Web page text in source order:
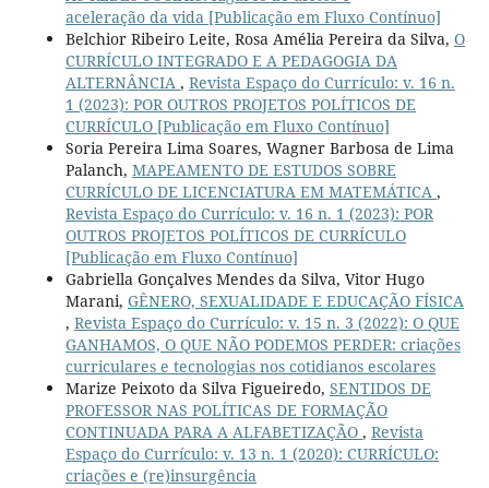
aceleração da vida [Publicação em Fluxo Contínuo]
Belchior Ribeiro Leite, Rosa Amélia Pereira da Silva, O
CURRÍCULO INTEGRADO E A PEDAGOGIA DA
ALTERNÂNCIA , Revista Espaço do Currículo: v. 16 n.
1 (2023): POR OUTROS PROJETOS POLÍTICOS DE
CURRÍCULO [Publicação em Fluxo Contínuo]
Soria Pereira Lima Soares, Wagner Barbosa de Lima
Palanch, MAPEAMENTO DE ESTUDOS SOBRE
CURRÍCULO DE LICENCIATURA EM MATEMÁTICA ,
Revista Espaço do Currículo: v. 16 n. 1 (2023): POR
OUTROS PROJETOS POLÍTICOS DE CURRÍCULO
[Publicação em Fluxo Contínuo]
Gabriella Gonçalves Mendes da Silva, Vitor Hugo
Marani, GÊNERO, SEXUALIDADE E EDUCAÇÃO FÍSICA
, Revista Espaço do Currículo: v. 15 n. 3 (2022): O QUE
GANHAMOS, O QUE NÃO PODEMOS PERDER: criações
curriculares e tecnologias nos cotidianos escolares
Marize Peixoto da Silva Figueiredo, SENTIDOS DE
PROFESSOR NAS POLÍTICAS DE FORMAÇÃO
CONTINUADA PARA A ALFABETIZAÇÃO , Revista
Espaço do Currículo: v. 13 n. 1 (2020): CURRÍCULO:
criações e (re)insurgência